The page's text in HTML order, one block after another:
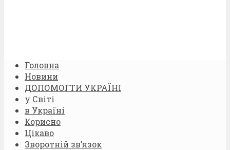
Головна
Новини
ДОПОМОГТИ УКРАЇНІ
у Світі
в Україні
Корисно
Цікаво
Зворотній зв’язок